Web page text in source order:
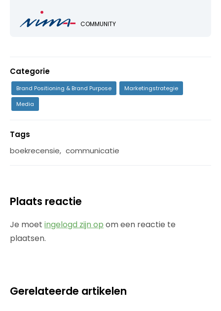
COMMUNITY
Categorie
Brand Positioning & Brand Purpose
Marketingstrategie
Media
Tags
boekrecensie, communicatie
Plaats reactie
Je moet ingelogd zijn op om een reactie te
plaatsen.
Gerelateerde artikelen